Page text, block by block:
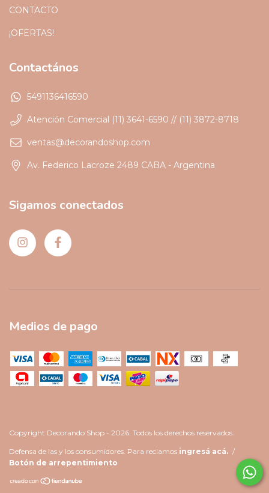
CONTACTO
¡OFERTAS!
Contactános
5491136416590
Atención Comercial (11) 3641-6590 // (11) 3872-8718
ventas@decorandoshop.com
Av. Federico Lacroze 2489 CABA - Argentina
Sigamos conectados
Medios de pago
Copyright Decorando Shop - 2026. Todos los derechos reservados.
Defensa de las y los consumidores. Para reclamos ingresá acá. /
Botón de arrepentimiento